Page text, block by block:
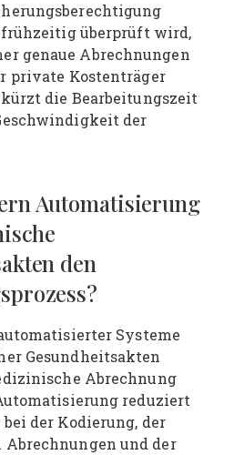
überprüft wird,
genaue Abrechnungen
private Kostenträger
die Bearbeitungszeit
der
Automatisierung
den
Systeme
Gesundheitsakten
Abrechnung
reduziert
der Kodierung, der
Abrechnungen und der